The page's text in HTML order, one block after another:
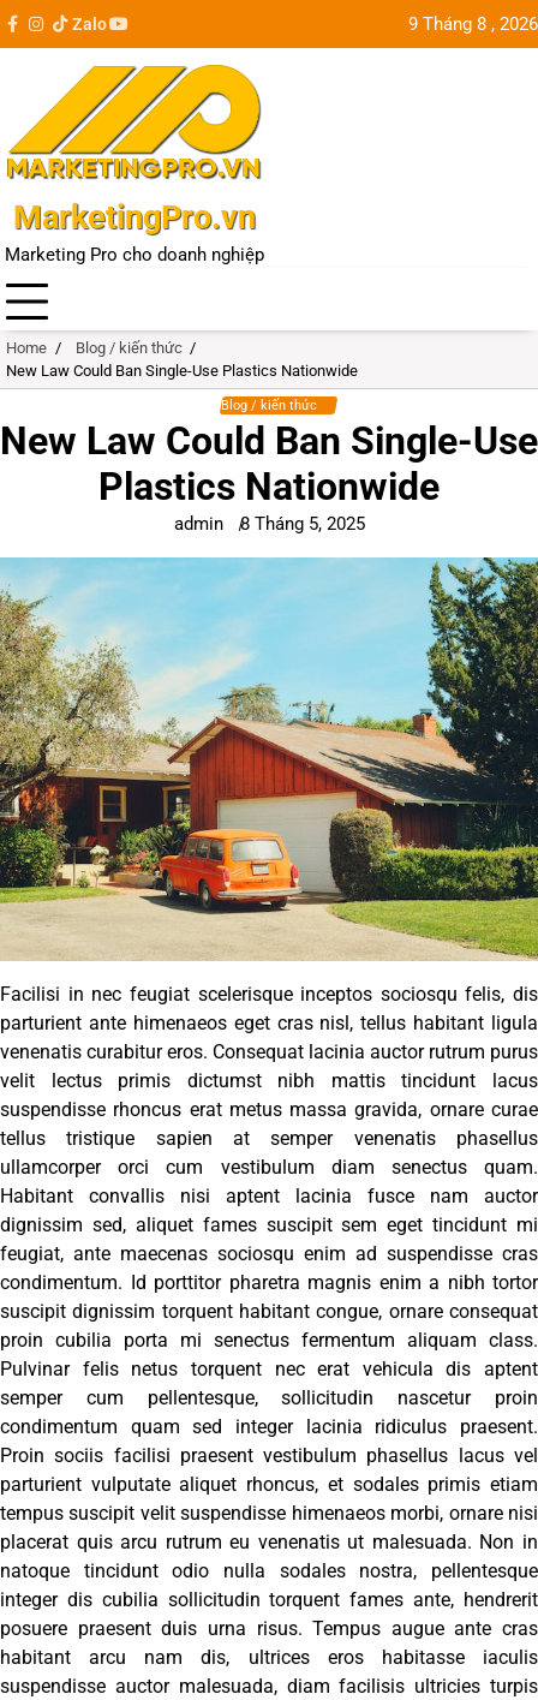
Skip
facebook
instagram
tiktok
Zalo
youtube 9 Tháng 8 , 2026
MarketingPro.vn
Marketing Pro cho doanh nghiệp
Home
Blog / kiến thức
New Law Could Ban Single-Use Plastics Nationwide
Blog / kiến thức
New Law Could Ban Single-Use
Plastics Nationwide
admin 8 Tháng 5, 2025
Facilisi in nec feugiat scelerisque inceptos sociosqu felis, dis
parturient ante himenaeos eget cras nisl, tellus habitant ligula
venenatis curabitur eros. Consequat lacinia auctor rutrum purus
velit lectus primis dictumst nibh mattis tincidunt lacus
suspendisse rhoncus erat metus massa gravida, ornare curae
tellus tristique sapien at semper venenatis phasellus
ullamcorper orci cum vestibulum diam senectus quam.
Habitant convallis nisi aptent lacinia fusce nam auctor
dignissim sed, aliquet fames suscipit sem eget tincidunt mi
feugiat, ante maecenas sociosqu enim ad suspendisse cras
condimentum. Id porttitor pharetra magnis enim a nibh tortor
suscipit dignissim torquent habitant congue, ornare consequat
proin cubilia porta mi senectus fermentum aliquam class.
Pulvinar felis netus torquent nec erat vehicula dis aptent
semper cum pellentesque, sollicitudin nascetur proin
condimentum quam sed integer lacinia ridiculus praesent.
Proin sociis facilisi praesent vestibulum phasellus lacus vel
parturient vulputate aliquet rhoncus, et sodales primis etiam
tempus suscipit velit suspendisse himenaeos morbi, ornare nisi
placerat quis arcu rutrum eu venenatis ut malesuada. Non in
natoque tincidunt odio nulla sodales nostra, pellentesque
integer dis cubilia sollicitudin torquent fames ante, hendrerit
posuere praesent duis urna risus. Tempus augue ante cras
habitant arcu nam dis, ultrices eros habitasse iaculis
suspendisse auctor malesuada, diam facilisis ultricies turpis